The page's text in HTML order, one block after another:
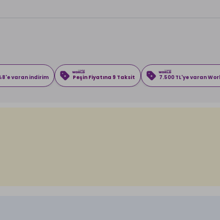
varan indirim Peşin Fiyatına 9 Taksit 7.500 TL'ye varan